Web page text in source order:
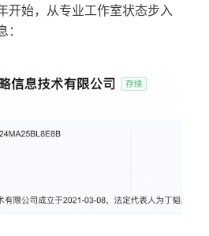
开始，从专业工作室状态步入